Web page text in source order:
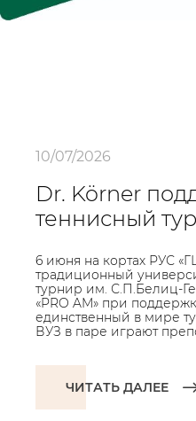
10/07/2026
Dr. Körner
теннисный
6 июня на кортах РУС
традиционный
турнир им. С.П.Белиц-
«PRO AM» при
единственный в мире
ВУЗ в паре играют
ЧИТАТЬ ДАЛЕЕ